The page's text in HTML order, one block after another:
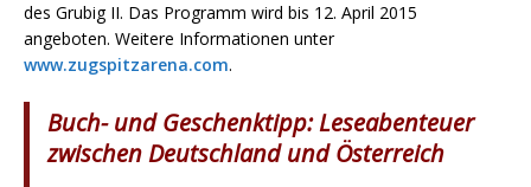
des Grubig II. Das Programm wird bis 12. April 2015
angeboten. Weitere Informationen unter
www.zugspitzarena.com.
Buch- und Geschenktipp: Leseabenteuer
zwischen Deutschland und Österreich